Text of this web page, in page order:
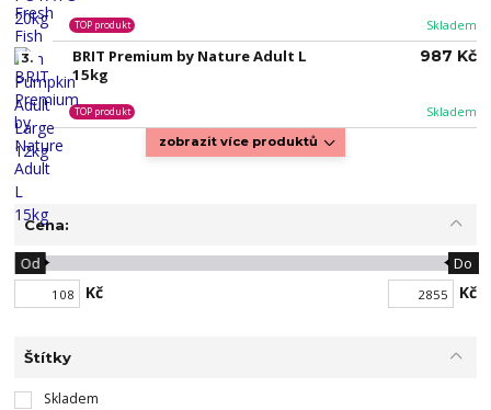
Skladem
TOP produkt
3.
BRIT Premium by Nature Adult L
15kg
Skladem
TOP produkt
987 Kč
zobrazit více produktů
Cena:
Kč
Od Do
Kč
Štítky
Skladem